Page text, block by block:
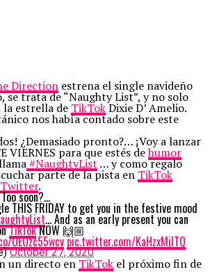
Direction estrena el single navideño
se trata de “Naughty List”, y no solo
la estrella de TikTokDixie D’ Amelio.
nos había contado sobre este
¿Demasiado pronto?… ¡Voy a lanzar
VIERNES para que estés dehumor
#NaughtyList … y como regalo
parte de la pista en TikTok
Twitter.
soon?…
THIS FRIDAY to get you in the festive mood
… And as an early present you can
TikTokNOW 🙌🏼
UEUzc55wcvpic.twitter.com/KaHzxMjITQ
October 27, 2020
un directo en TikTok el próximo fin de